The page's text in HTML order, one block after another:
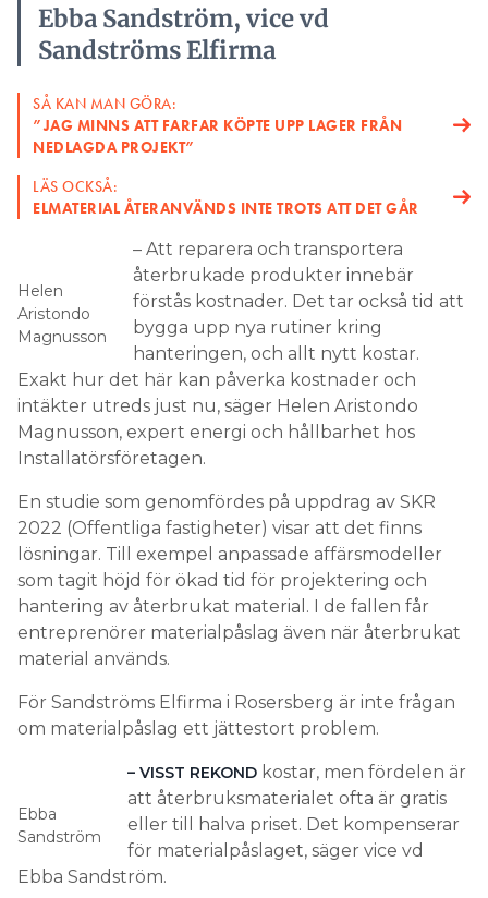
– Det är svårt att lämna garanti på något som inte är
nytt. Hittills har det inte varit några problem. Om
Sandström.
De produkter som företaget återbrukat mest
hittills är vägguttag, strömbrytare, centraldelar och
markskåp i metall samt belysningsarmaturer.
mängd kabelstegar som såldes för återbruk.
LÄS OCKSÅ:
ELMATERIAL PÅ SECOND HAND? JAJAMÄN
I FÖRSTA HANDväljer Sandströms Elfirma att
återbruka produkter internt, från egna projekt.
Men ibland har de använt sig av tjänsten som
erbjuds av Centrum för cirkulärt byggande,
CCBuild, med produkter över hela landet – mest för
att sälja produkter. Fler måste dock delta om
utbudet ska bli större.
– Om det cirkulära arbetet ska göra någon skillnad
måste det bli mer storskaligt. Då krävs att även stora
bolag och projekt deltar i högre utsträckning än i
dag, säger Ebba Sandström.
Ebba Sandström, vice vd
Sandströms Elfirma
SÅ KAN MAN GÖRA:
”JAG MINNS ATT FARFAR KÖPTE UPP LAGER FRÅN
NEDLAGDA PROJEKT”
LÄS OCKSÅ:
ELMATERIAL ÅTERANVÄNDS INTE TROTS ATT DET GÅR
Helen
Aristondo
Magnusson
– Att reparera och transportera
återbrukade produkter innebär
förstås kostnader. Det tar också tid att
bygga upp nya rutiner kring
hanteringen, och allt nytt kostar.
Exakt hur det här kan påverka kostnader och
intäkter utreds just nu, säger Helen Aristondo
Magnusson, expert energi och hållbarhet hos
Installatörsföretagen.
En studie som genomfördes på uppdrag av SKR
2022 (Offentliga fastigheter) visar att det finns
lösningar. Till exempel anpassade affärsmodeller
som tagit höjd för ökad tid för projektering och
hantering av återbrukat material. I de fallen får
entreprenörer materialpåslag även när återbrukat
material används.
För Sandströms Elfirma i Rosersberg är inte frågan
om materialpåslag ett jättestort problem.
Ebba
Sandström
– VISST REKOND kostar, men fördelen är
att återbruksmaterialet ofta är gratis
eller till halva priset. Det kompenserar
för materialpåslaget, säger vice vd
Ebba Sandström.